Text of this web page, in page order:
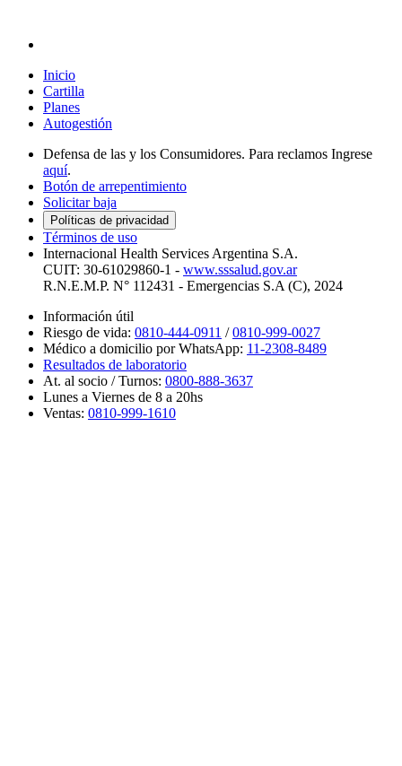
Inicio
Cartilla
Planes
Autogestión
Defensa de las y los Consumidores. Para reclamos Ingrese
aquí.
Botón de arrepentimiento
Solicitar baja
Políticas de privacidad
Términos de uso
Internacional Health Services Argentina S.A.
CUIT: 30-61029860-1 - www.sssalud.gov.ar
R.N.E.M.P. N° 112431 - Emergencias S.A (C), 2024
Información útil
Riesgo de vida: 0810-444-0911 / 0810-999-0027
Médico a domicilio por WhatsApp: 11-2308-8489
Resultados de laboratorio
At. al socio / Turnos: 0800-888-3637
Lunes a Viernes de 8 a 20hs
Ventas: 0810-999-1610